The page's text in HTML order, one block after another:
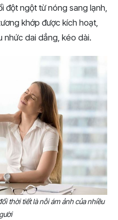
đột ngột từ nóng sang lạnh,
khớp được kích hoạt,
nhức dai dẳng, kéo dài.
thời tiết là nỗi ám ảnh của nhiều